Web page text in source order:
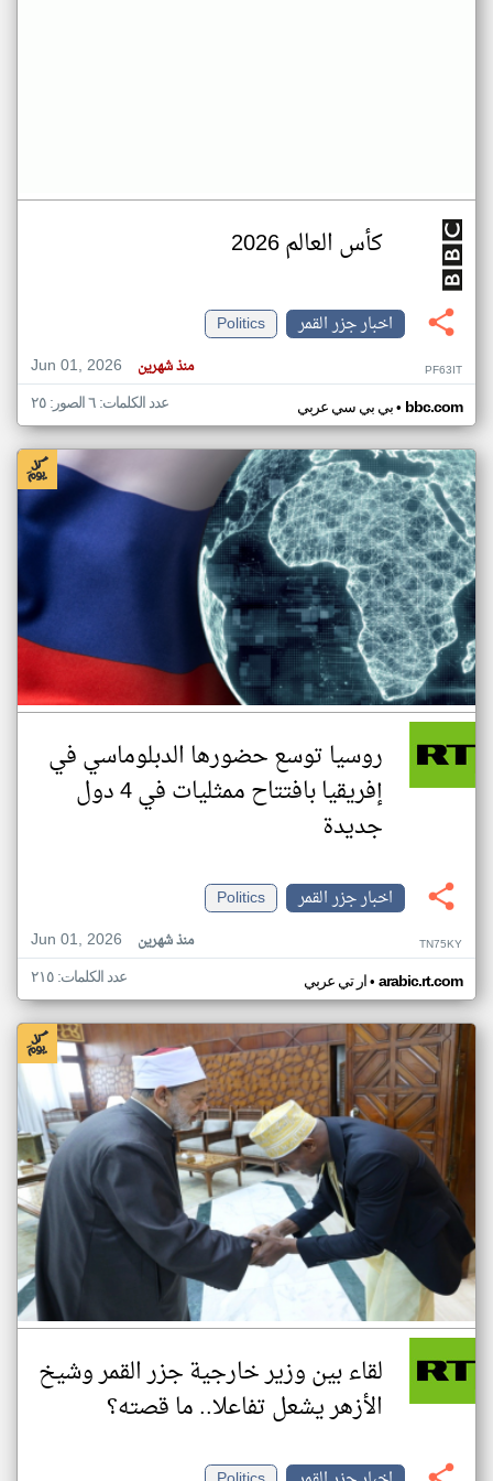
كأس العالم 2026
اخبار جزر القمر
Politics
Jun 01, 2026
منذ شهرين PF63IT
بي بي سي عربي• bbc.com عدد الكلمات: ٦ الصور: ٢٥
روسيا توسع حضورها الدبلوماسي في
إفريقيا بافتتاح ممثليات في 4 دول
جديدة
اخبار جزر القمر
Politics
Jun 01, 2026
منذ شهرين TN75KY
ار تي عربي• arabic.rt.com عدد الكلمات: ٢١٥
لقاء بين وزير خارجية جزر القمر وشيخ
الأزهر يشعل تفاعلا.. ما قصته؟